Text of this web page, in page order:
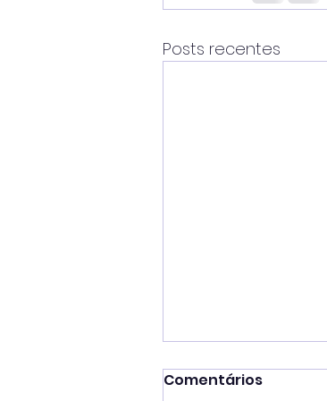
Posts recentes
Comentários